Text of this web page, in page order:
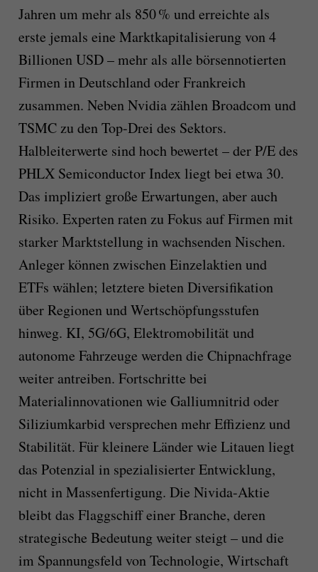
Jahren um mehr als 850 % und erreichte als
erste jemals eine Marktkapitalisierung von 4
Billionen USD – mehr als alle börsennotierten
Firmen in Deutschland oder Frankreich
zusammen. Neben Nvidia zählen Broadcom und
TSMC zu den Top-Drei des Sektors.
Halbleiterwerte sind hoch bewertet – der P/E des
PHLX Semiconductor Index liegt bei etwa 30.
Das impliziert große Erwartungen, aber auch
Risiko. Experten raten zu Fokus auf Firmen mit
starker Marktstellung in wachsenden Nischen.
Anleger können zwischen Einzelaktien und
ETFs wählen; letztere bieten Diversifikation
über Regionen und Wertschöpfungsstufen
hinweg. KI, 5G/6G, Elektromobilität und
autonome Fahrzeuge werden die Chipnachfrage
weiter antreiben. Fortschritte bei
Materialinnovationen wie Galliumnitrid oder
Siliziumkarbid versprechen mehr Effizienz und
Stabilität. Für kleinere Länder wie Litauen liegt
das Potenzial in spezialisierter Entwicklung,
nicht in Massenfertigung. Die Nivida-Aktie
bleibt das Flaggschiff einer Branche, deren
strategische Bedeutung weiter steigt – und die
im Spannungsfeld von Technologie, Wirtschaft